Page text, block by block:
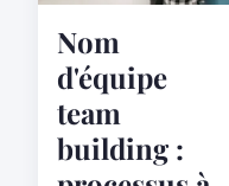
Nom
d'équipe
team
building :